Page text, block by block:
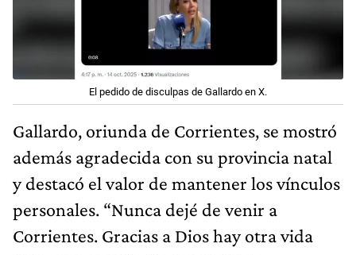
El pedido de disculpas de Gallardo en X.
Gallardo, oriunda de Corrientes, se mostró
además agradecida con su provincia natal
y destacó el valor de mantener los vínculos
personales. “Nunca dejé de venir a
Corrientes. Gracias a Dios hay otra vida